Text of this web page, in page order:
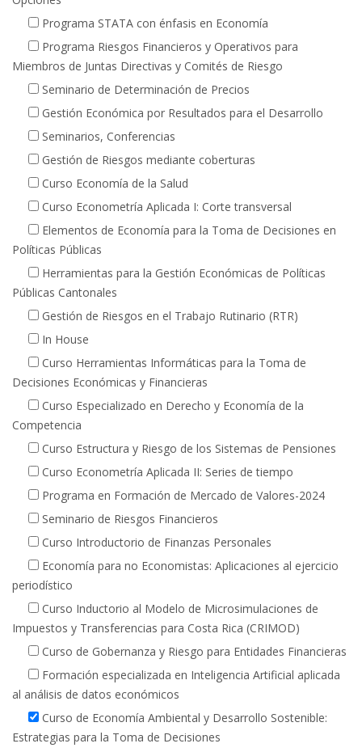
Programa STATA con énfasis en Economía
Programa Riesgos Financieros y Operativos para
Miembros de Juntas Directivas y Comités de Riesgo
Seminario de Determinación de Precios
Gestión Económica por Resultados para el Desarrollo
Seminarios, Conferencias
Gestión de Riesgos mediante coberturas
Curso Economía de la Salud
Curso Econometría Aplicada I: Corte transversal
Elementos de Economía para la Toma de Decisiones en
Políticas Públicas
Herramientas para la Gestión Económicas de Políticas
Públicas Cantonales
Gestión de Riesgos en el Trabajo Rutinario (RTR)
In House
Curso Herramientas Informáticas para la Toma de
Decisiones Económicas y Financieras
Curso Especializado en Derecho y Economía de la
Competencia
Curso Estructura y Riesgo de los Sistemas de Pensiones
Curso Econometría Aplicada II: Series de tiempo
Programa en Formación de Mercado de Valores-2024
Seminario de Riesgos Financieros
Curso Introductorio de Finanzas Personales
Economía para no Economistas: Aplicaciones al ejercicio
periodístico
Curso Inductorio al Modelo de Microsimulaciones de
Impuestos y Transferencias para Costa Rica (CRIMOD)
Curso de Gobernanza y Riesgo para Entidades Financieras
Formación especializada en Inteligencia Artificial aplicada
al análisis de datos económicos
Curso de Economía Ambiental y Desarrollo Sostenible:
Estrategias para la Toma de Decisiones